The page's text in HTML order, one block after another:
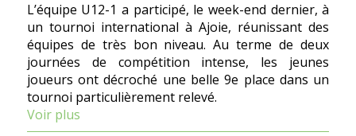
L’équipe U12-1 a participé, le week-end dernier, à
un tournoi international à Ajoie, réunissant des
équipes de très bon niveau. Au terme de deux
journées de compétition intense, les jeunes
joueurs ont décroché une belle 9e place dans un
tournoi particulièrement relevé.
Voir plus